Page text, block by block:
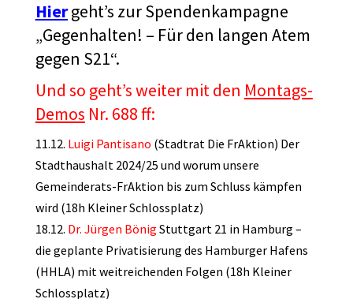
Hiergeht’s zur Spendenkampagne
„Gegenhalten! – Für den langen Atem
gegen S21“.
Und so geht’s weiter mit den Montags-
Demos Nr. 688 ff:
11.12. Luigi Pantisano (Stadtrat Die FrAktion) Der
Stadthaushalt 2024/25 und worum unsere
Gemeinderats-FrAktion bis zum Schluss kämpfen
wird (18h Kleiner Schlossplatz)
18.12. Dr. Jürgen Bönig Stuttgart 21 in Hamburg –
die geplante Privatisierung des Hamburger Hafens
(HHLA) mit weitreichenden Folgen (18h Kleiner
Schlossplatz)